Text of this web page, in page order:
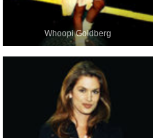
Whoopi Goldberg